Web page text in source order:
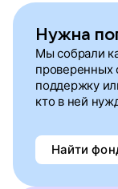
Нужна
Мы собрали
проверенных
поддержку
кто в ней
Найти